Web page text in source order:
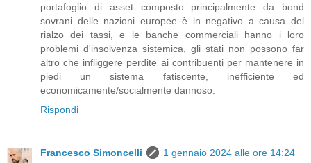
portafoglio di asset composto principalmente da bond
sovrani delle nazioni europee è in negativo a causa del
rialzo dei tassi, e le banche commerciali hanno i loro
problemi d'insolvenza sistemica, gli stati non possono far
altro che infliggere perdite ai contribuenti per mantenere in
piedi un sistema fatiscente, inefficiente ed
economicamente/socialmente dannoso.
Rispondi
Francesco Simoncelli
1 gennaio 2024 alle ore 14:24